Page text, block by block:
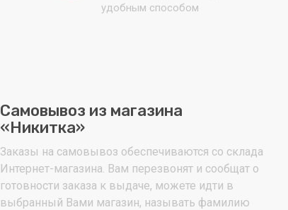
удобным способом
Самовывоз из магазина
«Никитка»
Заказы на самовывоз обеспечиваются со склада
Интернет-магазина. Вам перезвонят и сообщат о
готовности заказа к выдаче, можете идти в
выбранный Вами магазин, называть фамилию